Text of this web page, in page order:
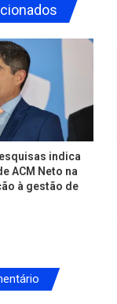
indica
ACM Neto na
à gestão de